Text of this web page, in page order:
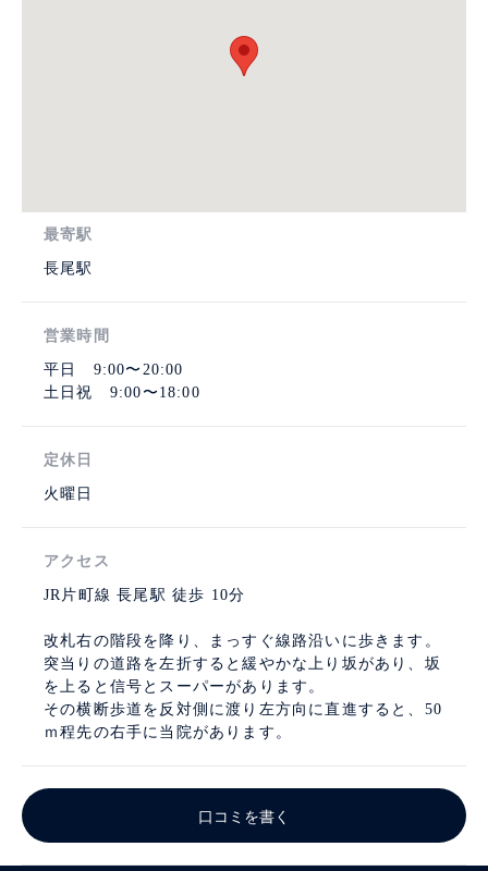
最寄駅
長尾駅
営業時間
平日 9:00〜20:00
土日祝 9:00〜18:00
定休日
火曜日
アクセス
JR片町線 長尾駅 徒歩 10分
改札右の階段を降り、まっすぐ線路沿いに歩きます。
突当りの道路を左折すると緩やかな上り坂があり、坂
を上ると信号とスーパーがあります。
その横断歩道を反対側に渡り左方向に直進すると、50
ｍ程先の右手に当院があります。
口コミを書く